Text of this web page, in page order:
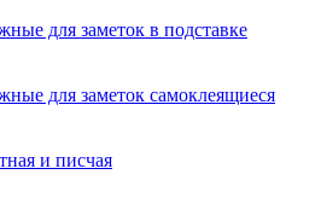
для заметок в подставке
для заметок самоклеящиеся
и писчая